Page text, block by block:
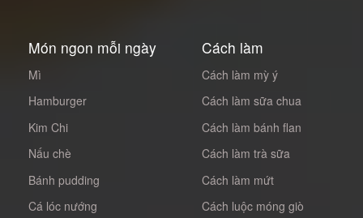
Món ngon mỗi ngày
Mì
Hamburger
Kim Chi
Nấu chè
Bánh pudding
Cá lóc nướng
Cách làm
Cách làm mỳ ý
Cách làm sữa chua
Cách làm bánh flan
Cách làm trà sữa
Cách làm mứt
Cách luộc móng giò